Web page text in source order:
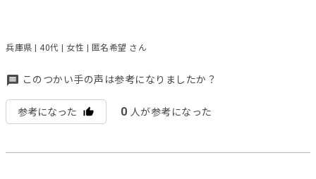
兵庫県 | 40代 | 女性 | 匿名希望 さん
このつかい手の声は参考になりましたか？
参考になった 0 人が参考になった